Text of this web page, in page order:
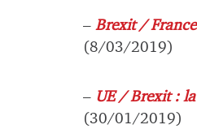
– Brexit / France
(8/03/2019)
– UE / Brexit : la
(30/01/2019)